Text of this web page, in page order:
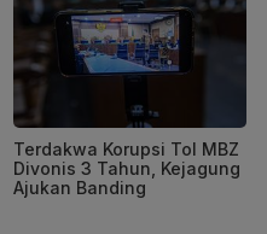
Terdakwa Korupsi Tol MBZ
Divonis 3 Tahun, Kejagung
Ajukan Banding